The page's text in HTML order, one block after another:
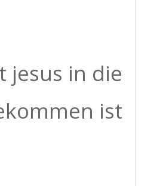
jesus in die
ist